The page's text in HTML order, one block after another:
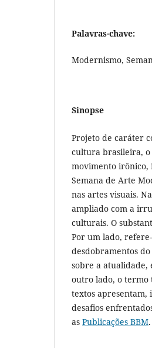
Palavras-chave:
Modernismo,
Sinopse
Projeto de caráter
cultura brasileira, o
movimento
Semana de Arte
nas artes visuais.
ampliado com a
culturais. O
Por um lado,
desdobramentos
sobre a atualidade,
outro lado, o termo
textos apresentam,
desafios
as Publicações BBM.